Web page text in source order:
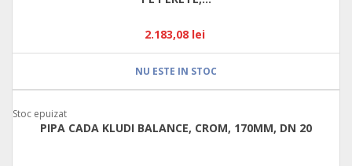
2.183,08 lei
NU ESTE IN STOC
Stoc epuizat
PIPA CADA KLUDI BALANCE, CROM, 170MM, DN 20